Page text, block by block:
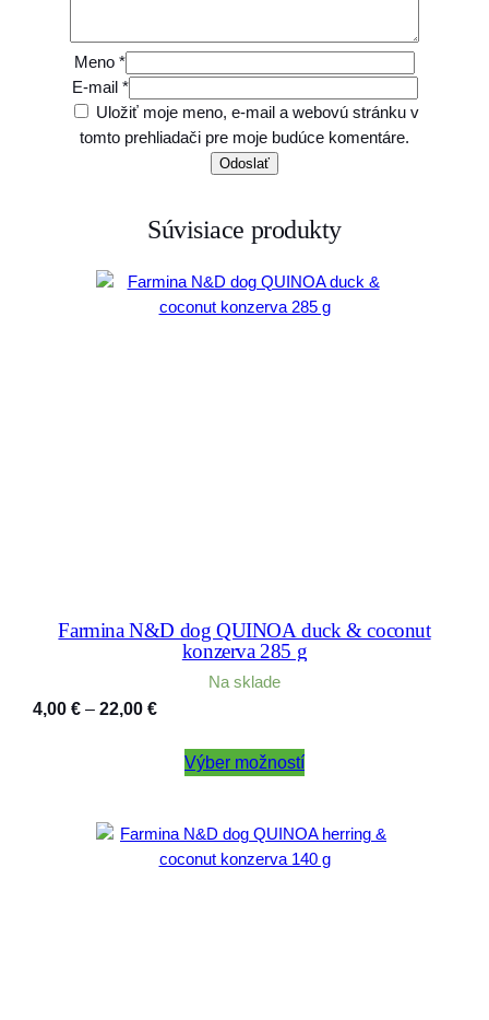
Meno *
E-mail *
Uložiť moje meno, e-mail a webovú stránku v
tomto prehliadači pre moje budúce komentáre.
Súvisiace produkty
Farmina N&D dog QUINOA duck & coconut
konzerva 285 g
Na sklade
4,00 € – 22,00 €Price
4,00 €Výber možností